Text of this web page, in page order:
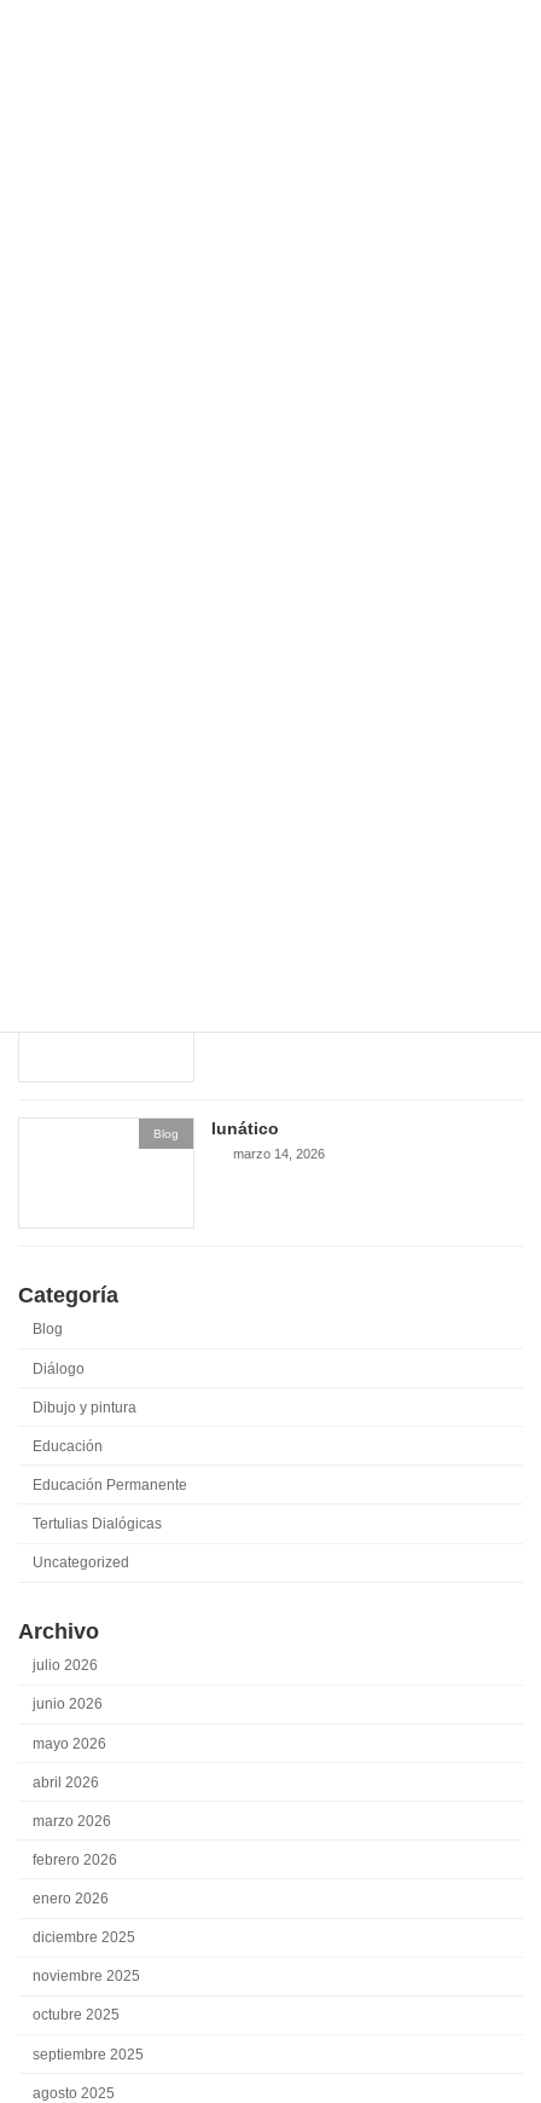
Blog lunático
marzo 14, 2026
Categoría
Blog
Diálogo
Dibujo y pintura
Educación
Educación Permanente
Tertulias Dialógicas
Uncategorized
Archivo
julio 2026
junio 2026
mayo 2026
abril 2026
marzo 2026
febrero 2026
enero 2026
diciembre 2025
noviembre 2025
octubre 2025
septiembre 2025
agosto 2025